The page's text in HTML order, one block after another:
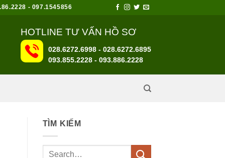
- 097.1545856
HOTLINE TƯ VẤN HỒ SƠ
028.6272.6998 - 028.6272.6895
093.855.2228 - 093.886.2228
TÌM KIẾM